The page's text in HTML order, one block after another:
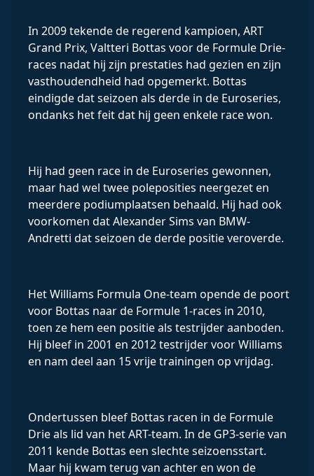
In 2009 tekende de regerend kampioen, ART
Grand Prix, Valtteri Bottas voor de Formule Drie-
races nadat hij zijn prestaties had gezien en zijn
vasthoudendheid had opgemerkt. Bottas
eindigde dat seizoen als derde in de Euroseries,
ondanks het feit dat hij geen enkele race won.
Hij had geen race in de Euroseries gewonnen,
maar had wel twee poleposities neergezet en
meerdere podiumplaatsen behaald. Hij had ook
voorkomen dat Alexander Sims van BMW-
Andretti dat seizoen de derde positie veroverde.
Het Williams Formula One-team opende de poort
voor Bottas naar de Formule 1-races in 2010,
toen ze hem een ​​positie als testrijder aanboden.
Hij bleef in 2001 en 2012 testrijder voor Williams
en nam deel aan 15 vrije trainingen op vrijdag.
Ondertussen bleef Bottas racen in de Formule
Drie als lid van het ART-team. In de GP3-serie van
2011 kende Bottas een slechte seizoensstart.
Maar hij kwam terug van achter en won de